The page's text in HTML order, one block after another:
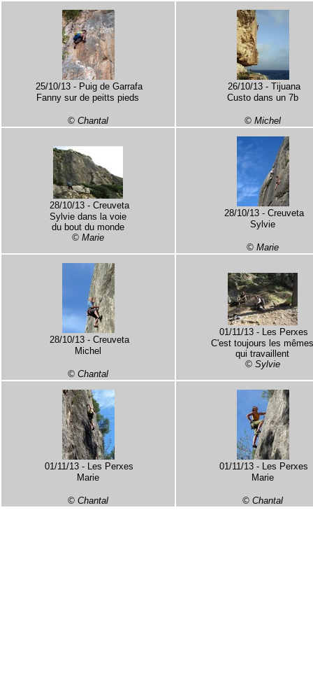
25/10/13 - Puig de Garrafa
Fanny sur de peitts pieds
© Chantal
26/10/13 - Tijuana
Custo dans un 7b
© Michel
28/10/13 - Creuveta
Sylvie dans la voie
du bout du monde
© Marie
28/10/13 - Creuveta
Sylvie
© Marie
28/10/13 - Creuveta
Michel
© Chantal
01/11/13 - Les Perxes
C'est toujours les
qui travaillent
© Sylvie
01/11/13 - Les Perxes
Marie
© Chantal
01/11/13 - Les Perxes
Marie
© Chantal